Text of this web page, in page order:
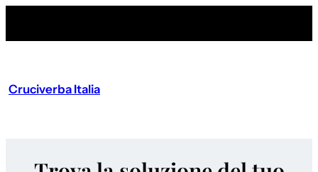
Cruciverba Italia